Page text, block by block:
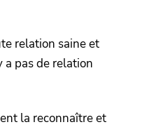
relation saine et
a pas de relation
la reconnaître et